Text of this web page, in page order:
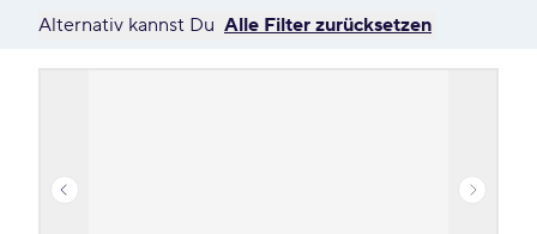
Alternativ kannst Du Alle Filter zurücksetzen